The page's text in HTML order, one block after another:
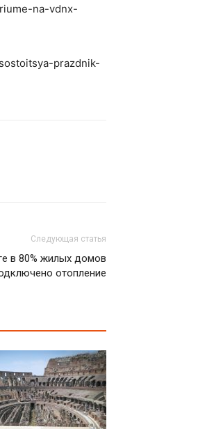
na-vdnx-
prazdnik-
Следующая статья
в 80% жилых домов
отопление